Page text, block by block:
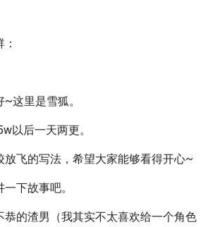
这里是雪狐。
以后一天两更。
放飞的写法，希望大家能够看得开心~
下故事吧。
恭的渣男（我其实不太喜欢给一个角色